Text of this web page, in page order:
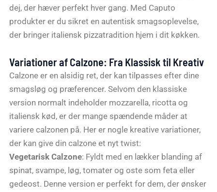
dej, der hæver perfekt hver gang. Med Caputo
produkter er du sikret en autentisk smagsoplevelse,
der bringer italiensk pizzatradition hjem i dit køkken.
Variationer af Calzone: Fra Klassisk til Kreativ
Calzone er en alsidig ret, der kan tilpasses efter dine
smagsløg og præferencer. Selvom den klassiske
version normalt indeholder mozzarella, ricotta og
italiensk kød, er der mange spændende måder at
variere calzonen på. Her er nogle kreative variationer,
der kan give din calzone et nyt twist:
Vegetarisk Calzone: Fyldt med en lækker blanding af
spinat, svampe, løg, tomater og oste som feta eller
gedeost. Denne version er perfekt for dem, der ønsker